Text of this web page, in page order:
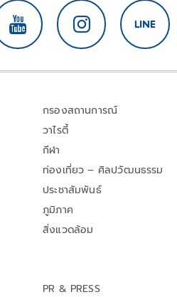
กรองสถานการณ์
วาไรตี้
กีฬา
ท่องเที่ยว – ศิลปวัฒนธรรม
ประชาสัมพันธ์
ภูมิภาค
สิ่งแวดล้อม
PR & PRESS